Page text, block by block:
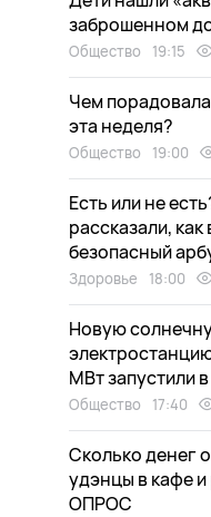
заброшенном
Общество 19:15
Чем
эта неделя?
Общество 19:00
Есть или не
рассказали, как
безопасный
Здоровье 18:00
Новую
МВт запустили
Общество 17:40
Сколько денег
удэнцы в кафе
ОПРОС